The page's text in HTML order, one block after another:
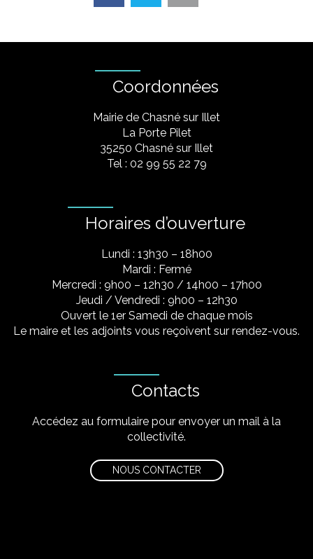
Coordonnées
Mairie de Chasné sur Illet
La Porte Pilet
35250 Chasné sur Illet
Tel : 02 99 55 22 79
Horaires d’ouverture
Lundi : 13h30 – 18h00
Mardi : Fermé
Mercredi : 9h00 – 12h30 / 14h00 – 17h00
Jeudi / Vendredi : 9h00 – 12h30
Ouvert le 1er Samedi de chaque mois
Le maire et les adjoints vous reçoivent sur rendez-vous.
Contacts
Accédez au formulaire pour envoyer un mail à la
collectivité.
NOUS CONTACTER